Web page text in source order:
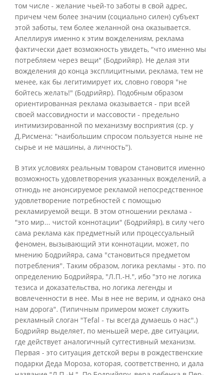
том числе - желание чьей-то заботы в свой адрес,
причем чем более значим (социально силен) субъект
этой заботы, тем более желанной она оказывается.
Апеллируя именно к этим вожделениям, реклама
фактически дает возможность увидеть, "что именно мы
потребляем через вещи" (Бодрийяр). Не делая эти
вожделения до конца эксплицитными, реклама, тем не
менее, как бы легитимирует их, словно говоря "не
бойтесь желать!" (Бодрийяр). Подобным образом
ориентированная реклама оказывается - при всей
своей массовидности и массовости - предельно
интимизированной по механизму восприятия (ср. у
Д.Рисмена: "наибольшим спросом пользуется ныне не
сырье и не машины, а личность").
В этих условиях реальным товаром становится именно
возможность удовлетворения указанных вожделений, а
отнюдь не анонсируемое рекламой непосредственное
удовлетворение потребностей с помощью
рекламируемой вещи. В этом отношении реклама -
"это мир... чистой коннотации" (Бодрийяр), в силу чего
сама реклама как предметный или процессуальный
феномен, вызывающий эти коннотации, может, по
мнению Бодрийяра, сама "становиться предметом
потребления". Таким образом, логика рекламы - это. по
определению Бодрийяра, "Л.П.-Н.", ибо "это не логика
тезиса и доказательства, но логика легенды и
вовлеченности в нее. Мы в нее не верим, и однако она
нам дорога". (Типичным примером может служить
рекламный слоган "Tefal - ты всегда думаешь о нас".)
Бодрийяр выделяет, по меньшей мере, две ситуации,
где действует аналогичный суггестивный механизм.
Первая - это ситуация детской веры в рождественские
подарки Деда Мороза, которая, соответственно, и дала